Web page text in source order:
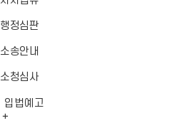
동 열
기
메
뉴
닫
기
행정심판
소송안내
소청심사
입법예고